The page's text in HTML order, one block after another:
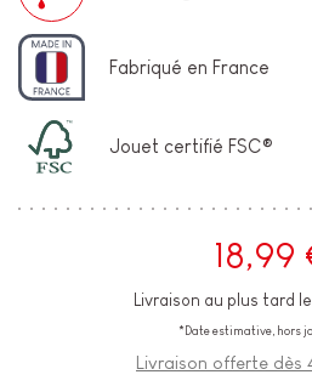
Fabriqué en France
Jouet certifié FSC®
18,99
Livraison au plus tard le
*Date estimative, hors
Livraison offerte dès